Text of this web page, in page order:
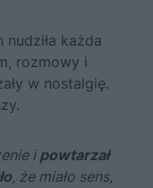
każda
rozmowy i
w nostalgię.
ipowtarzał
, że miało sens,